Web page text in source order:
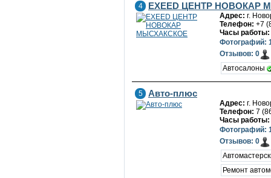
4 EXEED ЦЕНТР НОВОКАР
Адрес: г.
Телефон: +7
Часы работы:
Фотографий:
Отзывов: 0
Автосалоны
5 Авто-плюс
Адрес: г.
Телефон: 7
Часы работы:
Фотографий:
Отзывов: 0
Ремонт